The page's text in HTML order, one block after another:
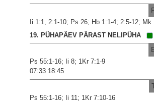
Ii 1:1, 2:1-10; Ps 26; Hb 1:1-4; 2:5-12; Mk
19. PÜHAPÄEV PÄRAST NELIPÜHA
Ps 55:1-16; Ii 8; 1Kr 7:1-9
07:33 18:45
Ps 55:1-16; Ii 11; 1Kr 7:10-16